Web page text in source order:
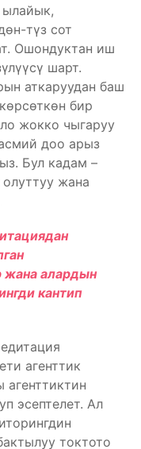
түз сот
Ошондуктан иш
шарт.
аткаруудан баш
бир
жокко чыгаруу
доо арыз
Бул кадам –
жана
жана алардын
кантип
агенттик
агенттиктин
эсептелет. Ал
токтото